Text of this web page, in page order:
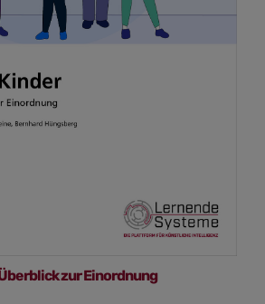
zur Einordnung